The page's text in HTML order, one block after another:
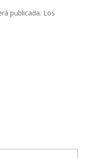
publicada. Los